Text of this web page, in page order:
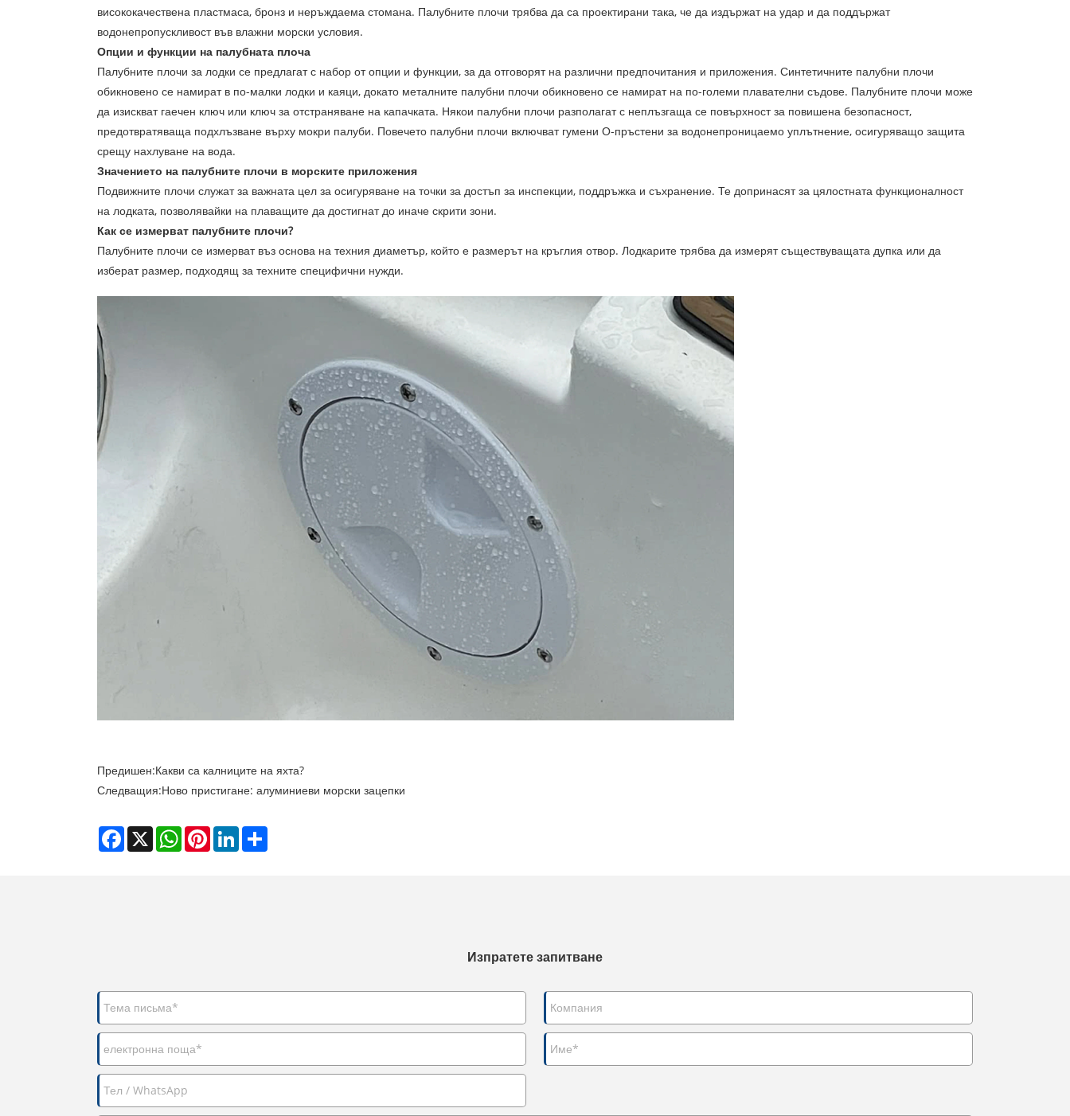
висококачествена пластмаса, бронз и неръждаема стомана. Палубните плочи трябва да са проектирани така, че да издържат на удар и да поддържат
водонепропускливост във влажни морски условия.
Опции и функции на палубната плоча
Палубните плочи за лодки се предлагат с набор от опции и функции, за да отговорят на различни предпочитания и приложения. Синтетичните палубни плочи
обикновено се намират в по-малки лодки и каяци, докато металните палубни плочи обикновено се намират на по-големи плавателни съдове. Палубните плочи може
да изискват гаечен ключ или ключ за отстраняване на капачката. Някои палубни плочи разполагат с неплъзгаща се повърхност за повишена безопасност,
предотвратяваща подхлъзване върху мокри палуби. Повечето палубни плочи включват гумени О-пръстени за водонепроницаемо уплътнение, осигуряващо защита
срещу нахлуване на вода.
Значението на палубните плочи в морските приложения
Подвижните плочи служат за важната цел за осигуряване на точки за достъп за инспекции, поддръжка и съхранение. Те допринасят за цялостната функционалност
на лодката, позволявайки на плаващите да достигнат до иначе скрити зони.
Как се измерват палубните плочи?
Палубните плочи се измерват въз основа на техния диаметър, който е размерът на кръглия отвор. Лодкарите трябва да измерят съществуващата дупка или да
изберат размер, подходящ за техните специфични нужди.
Предишен:Какви са калниците на яхта?
Следващия:Ново пристигане: алуминиеви морски зацепки
Facebook
X WhatsAppPinterestLinkedIn
Изпратете запитване